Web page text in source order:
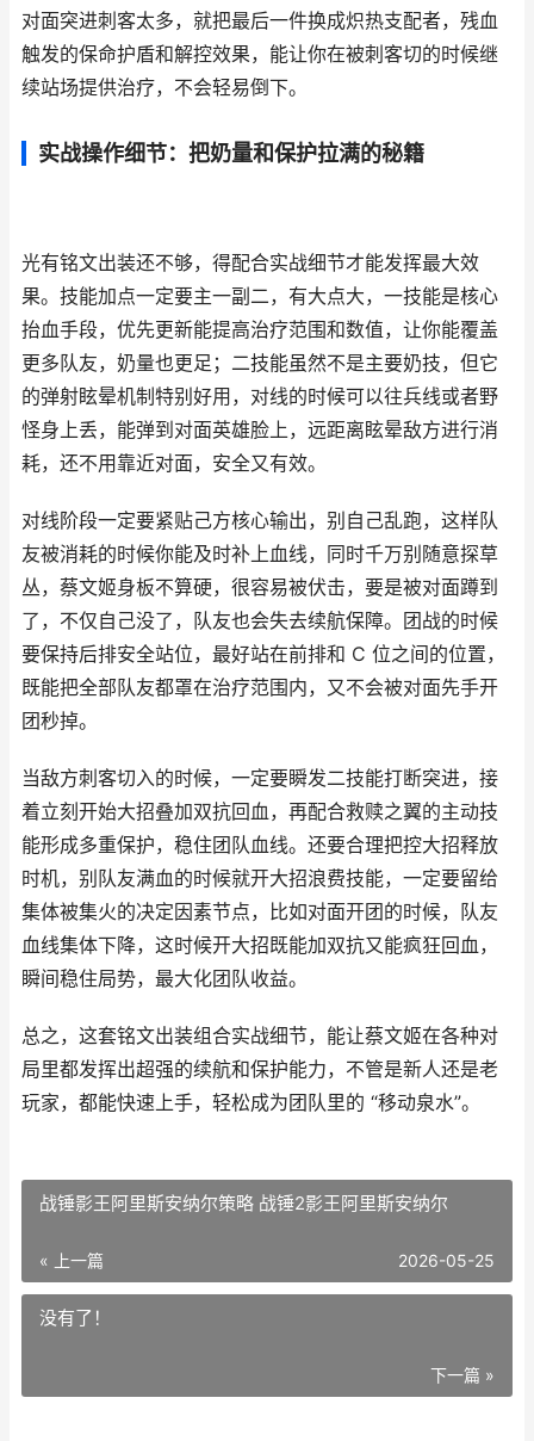
对面突进刺客太多，就把最后一件换成炽热支配者，残血
触发的保命护盾和解控效果，能让你在被刺客切的时候继
续站场提供治疗，不会轻易倒下。
实战操作细节：把奶量和保护拉满的秘籍
光有铭文出装还不够，得配合实战细节才能发挥最大效
果。技能加点一定要主一副二，有大点大，一技能是核心
抬血手段，优先更新能提高治疗范围和数值，让你能覆盖
更多队友，奶量也更足；二技能虽然不是主要奶技，但它
的弹射眩晕机制特别好用，对线的时候可以往兵线或者野
怪身上丢，能弹到对面英雄脸上，远距离眩晕敌方进行消
耗，还不用靠近对面，安全又有效。
对线阶段一定要紧贴己方核心输出，别自己乱跑，这样队
友被消耗的时候你能及时补上血线，同时千万别随意探草
丛，蔡文姬身板不算硬，很容易被伏击，要是被对面蹲到
了，不仅自己没了，队友也会失去续航保障。团战的时候
要保持后排安全站位，最好站在前排和 C 位之间的位置，
既能把全部队友都罩在治疗范围内，又不会被对面先手开
团秒掉。
当敌方刺客切入的时候，一定要瞬发二技能打断突进，接
着立刻开始大招叠加双抗回血，再配合救赎之翼的主动技
能形成多重保护，稳住团队血线。还要合理把控大招释放
时机，别队友满血的时候就开大招浪费技能，一定要留给
集体被集火的决定因素节点，比如对面开团的时候，队友
血线集体下降，这时候开大招既能加双抗又能疯狂回血，
瞬间稳住局势，最大化团队收益。
总之，这套铭文出装组合实战细节，能让蔡文姬在各种对
局里都发挥出超强的续航和保护能力，不管是新人还是老
玩家，都能快速上手，轻松成为团队里的 “移动泉水”。
战锤影王阿里斯安纳尔策略 战锤2影王阿里斯安纳尔
« 上一篇 2026-05-25
没有了！
下一篇 »